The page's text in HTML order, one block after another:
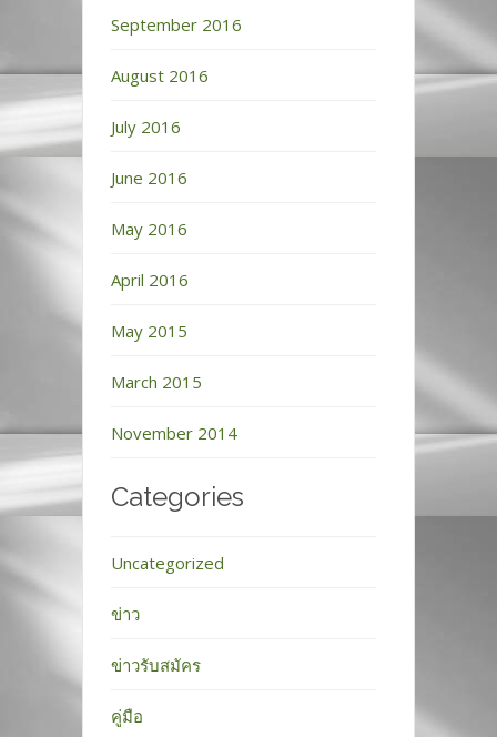
September 2016
August 2016
July 2016
June 2016
May 2016
April 2016
May 2015
March 2015
November 2014
Categories
Uncategorized
ข่าว
ข่าวรับสมัคร
คู่มือ